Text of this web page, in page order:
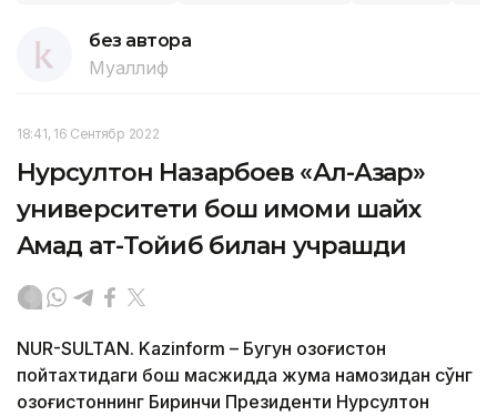
без автора
Муаллиф
18:41, 16 Сентябр 2022
Нурсултон Назарбоев «Ал-Азҳар»
университети бош имоми шайх
Аҳмад ат-Тойиб билан учрашди
NUR-SULTAN. Kazinform – Бугун Қозоғистон
пойтахтидаги бош масжидда жума намозидан сўнг
Қозоғистоннинг Биринчи Президенти Нурсултон